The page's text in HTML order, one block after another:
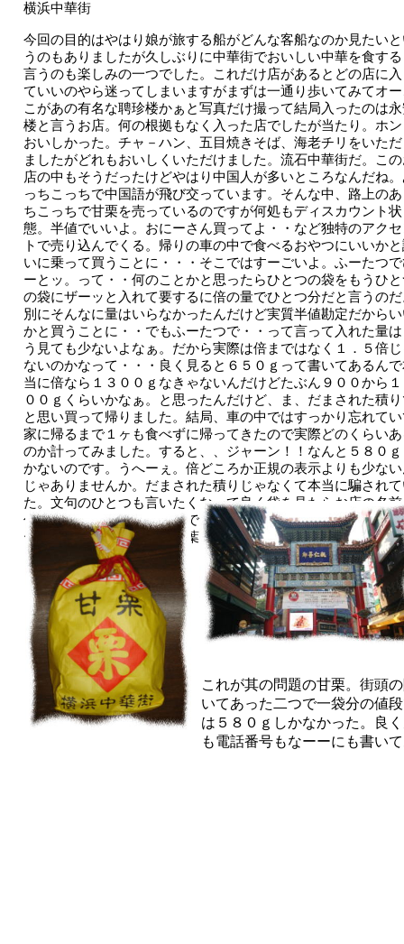
横浜中華街
今回の目的はやはり娘が旅する船がどんな客船なのか見たい
うのもありましたが久しぶりに中華街でおいしい中華を食す
言うのも楽しみの一つでした。これだけ店があるとどの店に
ていいのやら迷ってしまいますがまずは一通り歩いてみてオ
こがあの有名な聘珍楼かぁと写真だけ撮って結局入ったのは
楼と言うお店。何の根拠もなく入った店でしたが当たり。ホ
おいしかった。チャ－ハン、五目焼きそば、海老チリをいた
ましたがどれもおいしくいただけました。流石中華街だ。こ
店の中もそうだったけどやはり中国人が多いところなんだね
っちこっちで中国語が飛び交っています。そんな中、路上の
ちこっちで甘栗を売っているのですが何処もディスカウント状
態。半値でいいよ。おにーさん買ってよ・・など独特のアク
トで売り込んでくる。帰りの車の中で食べるおやつにいいか
いに乗って買うことに・・・そこではすーごいよ。ふーたつ
ーとッ。って・・何のことかと思ったらひとつの袋をもうひ
の袋にザーッと入れて要するに倍の量でひとつ分だと言うの
別にそんなに量はいらなかったんだけど実質半値勘定だから
かと買うことに・・ でもふーたつで・・って言って入れた量
う見ても少ないよなぁ。 だから実際は倍まではなく１．５倍
ないのかなって・・・良く見ると６５０ｇって書いてあるん
当に倍なら１３００ｇなきゃないんだけどたぶん９００から
００ｇくらいかなぁ。と思ったんだけど、ま、だまされた積
と思い買って帰りました。結局、車の中ではすっかり忘れて
家に帰るまで１ヶも食べずに帰ってきたので実際どのくらい
のか計ってみました。すると、、ジャーン！！なんと５８０
かないのです。うへーぇ。倍どころか正規の表示よりも少な
じゃありませんか。だまされた積りじゃなくて本当に騙され
た。文句のひとつも言いたくなって良く袋を見たらお店の名
住所も何にも書いて無いのです。やられたぁ。と思いました
ーたつでひーとッ。って言葉に欲張り根性を出したのがいけ
ったんですね。
これが其の問題の甘栗。街頭
いてあった二つで一袋分の値
は５８０ｇしかなかった。良
も電話番号もなーーにも書い